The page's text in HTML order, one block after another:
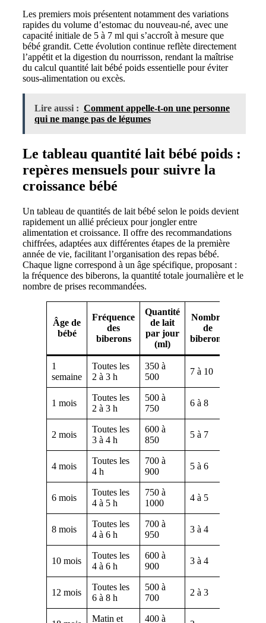
Les premiers mois présentent notamment des variations
rapides du volume d’estomac du nouveau-né, avec une
capacité initiale de 5 à 7 ml qui s’accroît à mesure que
bébé grandit. Cette évolution continue reflète directement
l’appétit et la digestion du nourrisson, rendant la maîtrise
du calcul quantité lait bébé poids essentielle pour éviter
sous-alimentation ou excès.
Lire aussi : Comment appelle-t-on une personne
qui ne mange pas de légumes
Le tableau quantité lait bébé poids :
repères mensuels pour suivre la
croissance bébé
Un tableau de quantités de lait bébé selon le poids devient
rapidement un allié précieux pour jongler entre
alimentation et croissance. Il offre des recommandations
chiffrées, adaptées aux différentes étapes de la première
année de vie, facilitant l’organisation des repas bébé.
Chaque ligne correspond à un âge spécifique, proposant :
la fréquence des biberons, la quantité totale journalière et le
nombre de prises recommandées.
Âge de
bébé
Fréquence
des
biberons
Quantité
de lait
par jour
(ml)
Nombre
de
biberons
1
semaine
Toutes les
2 à 3 h
350 à
500
7 à 10
1 mois
Toutes les
2 à 3 h
500 à
750
6 à 8
2 mois
Toutes les
3 à 4 h
600 à
850
5 à 7
4 mois
Toutes les
4 h
700 à
900
5 à 6
6 mois
Toutes les
4 à 5 h
750 à
1000
4 à 5
8 mois
Toutes les
4 à 6 h
700 à
950
3 à 4
10 mois
Toutes les
4 à 6 h
600 à
900
3 à 4
12 mois
Toutes les
6 à 8 h
500 à
700
2 à 3
Matin et 400 à